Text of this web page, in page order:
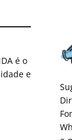
é o
e